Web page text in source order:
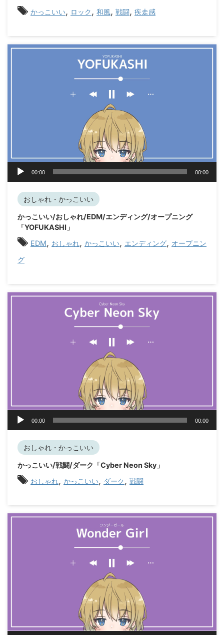
かっこいい, ロック, 和風, 戦闘, 疾走感
00:00 00:00
おしゃれ・かっこいい
かっこいい/おしゃれ/EDM/エンディング/オープニング
「YOFUKASHI」
EDM, おしゃれ, かっこいい, エンディング, オープニン
グ
00:00 00:00
おしゃれ・かっこいい
かっこいい/戦闘/ダーク「Cyber Neon Sky」
おしゃれ, かっこいい, ダーク , 戦闘